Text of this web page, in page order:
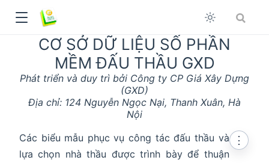
CƠ SỞ DỮ LIỆU SỐ PHẦN
MỀM ĐẤU THẦU GXD
Phát triển và duy trì bởi Công ty CP Giá Xây Dựng
(GXD)
Địa chỉ: 124 Nguyễn Ngọc Nại, Thanh Xuân, Hà
Nội
Các biểu mẫu phục vụ công tác đấu thầu và
lựa chọn nhà thầu được trình bày để thuận
⋮